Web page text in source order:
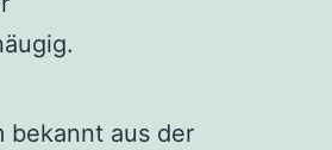
bekannt aus der